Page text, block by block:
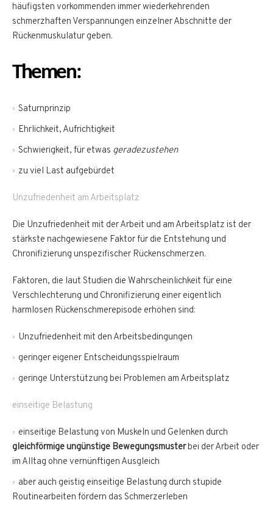
häufigsten vorkommenden immer wiederkehrenden
schmerzhaften Verspannungen einzelner Abschnitte der
Rückenmuskulatur geben.
Themen:
Saturnprinzip
Ehrlichkeit, Aufrichtigkeit
Schwierigkeit, für etwas geradezustehen
zu viel Last aufgebürdet
Unzufriedenheit am Arbeitsplatz
Die Unzufriedenheit mit der Arbeit und am Arbeitsplatz ist der
stärkste nachgewiesene Faktor für die Entstehung und
Chronifizierung unspezifischer Rückenschmerzen.
Faktoren, die laut Studien die Wahrscheinlichkeit für eine
Verschlechterung und Chronifizierung einer eigentlich
harmlosen Rückenschmerepisode erhöhen sind:
Unzufriedenheit mit den Arbeitsbedingungen
geringer eigener Entscheidungsspielraum
geringe Unterstützung bei Problemen am Arbeitsplatz
einseitige Belastung
einseitige Belastung von Muskeln und Gelenken durch
gleichförmige ungünstige Bewegungsmusterbei der Arbeit oder
im Alltag ohne vernünftigen Ausgleich
aber auch geistig einseitige Belastung durch stupide
Routinearbeiten fördern das Schmerzerleben